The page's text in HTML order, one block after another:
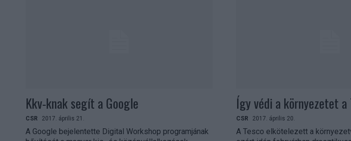
Kkv-knak segít a Google
CSR 2017. április 21.
A Google bejelentette Digital Workshop programjának
Így védi a környezetet a
CSR 2017. április 20.
A Tesco elkötelezett a